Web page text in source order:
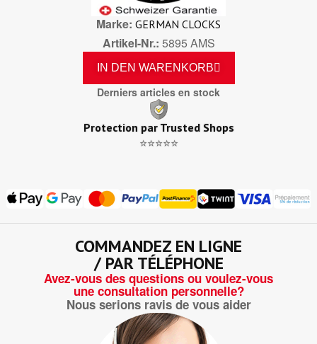
Marke GERMAN CLOCKS
Artikel-Nr. 5895 AMS
IN DEN WARENKORB
Derniers articles en stock
Protection par Trusted Shops
⭐⭐⭐⭐⭐
COMMANDEZ EN LIGNE
/ PAR TÉLÉPHONE
Avez-vous des questions ou voulez-vous
une consultation personnelle?
Nous serions ravis de vous aider